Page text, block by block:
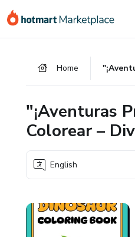
Go
Go
Go
Home
"¡Aventuras
Colorear –
English